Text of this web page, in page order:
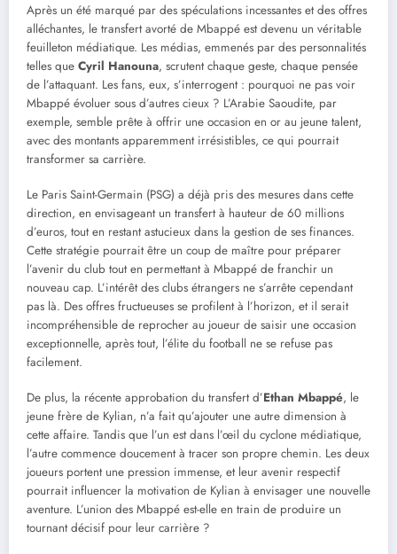
Après un été marqué par des spéculations incessantes et des offres
alléchantes, le transfert avorté de Mbappé est devenu un véritable
feuilleton médiatique. Les médias, emmenés par des personnalités
telles que Cyril Hanouna, scrutent chaque geste, chaque pensée
de l’attaquant. Les fans, eux, s’interrogent : pourquoi ne pas voir
Mbappé évoluer sous d’autres cieux ? L’Arabie Saoudite, par
exemple, semble prête à offrir une occasion en or au jeune talent,
avec des montants apparemment irrésistibles, ce qui pourrait
transformer sa carrière.
Le Paris Saint-Germain (PSG) a déjà pris des mesures dans cette
direction, en envisageant un transfert à hauteur de 60 millions
d’euros, tout en restant astucieux dans la gestion de ses finances.
Cette stratégie pourrait être un coup de maître pour préparer
l’avenir du club tout en permettant à Mbappé de franchir un
nouveau cap. L’intérêt des clubs étrangers ne s’arrête cependant
pas là. Des offres fructueuses se profilent à l’horizon, et il serait
incompréhensible de reprocher au joueur de saisir une occasion
exceptionnelle, après tout, l’élite du football ne se refuse pas
facilement.
De plus, la récente approbation du transfert d’Ethan Mbappé, le
jeune frère de Kylian, n’a fait qu’ajouter une autre dimension à
cette affaire. Tandis que l’un est dans l’œil du cyclone médiatique,
l’autre commence doucement à tracer son propre chemin. Les deux
joueurs portent une pression immense, et leur avenir respectif
pourrait influencer la motivation de Kylian à envisager une nouvelle
aventure. L’union des Mbappé est-elle en train de produire un
tournant décisif pour leur carrière ?